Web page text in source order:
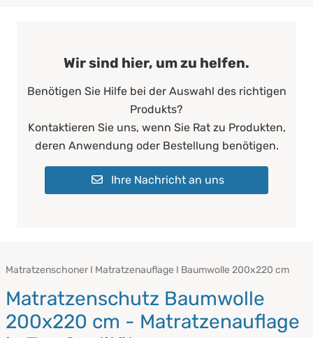
Wir sind hier, um zu helfen.
Benötigen Sie Hilfe bei der Auswahl des richtigen
Produkts?
Kontaktieren Sie uns, wenn Sie Rat zu Produkten,
deren Anwendung oder Bestellung benötigen.
Ihre Nachricht an uns
Matratzenschoner I Matratzenauflage I Baumwolle 200x220 cm
Matratzenschutz Baumwolle
200x220 cm - Matratzenauflage